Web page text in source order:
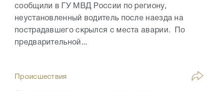
сообщили в ГУ МВД России по региону,
неустановленный водитель после наезда на
пострадавшего скрылся с места аварии. По
предварительной...
Происшествия